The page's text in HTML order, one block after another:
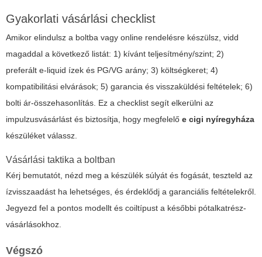
Gyakorlati vásárlási checklist
Amikor elindulsz a boltba vagy online rendelésre készülsz, vidd
magaddal a következő listát: 1) kívánt teljesítmény/szint; 2)
preferált e-liquid ízek és PG/VG arány; 3) költségkeret; 4)
kompatibilitási elvárások; 5) garancia és visszaküldési feltételek; 6)
bolti ár-összehasonlítás. Ez a checklist segít elkerülni az
impulzusvásárlást és biztosítja, hogy megfelelő e cigi nyíregyháza
készüléket válassz.
Vásárlási taktika a boltban
Kérj bemutatót, nézd meg a készülék súlyát és fogását, teszteld az
ízvisszaadást ha lehetséges, és érdeklődj a garanciális feltételekről.
Jegyezd fel a pontos modellt és coiltípust a későbbi pótalkatrész-
vásárlásokhoz.
Végszó